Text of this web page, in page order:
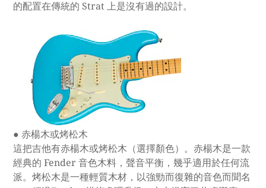
的配置在傳統的 Strat 上是沒有過的設計。
● 赤楊木或烤松木
這把吉他有赤楊木或烤松木（選擇顏色）。赤楊木是一款
經典的 Fender 音色木料，聲音平衡，幾乎適用於任何流
派。烤松木是一種輕質木材，以強勁而復雜的音色而聞名